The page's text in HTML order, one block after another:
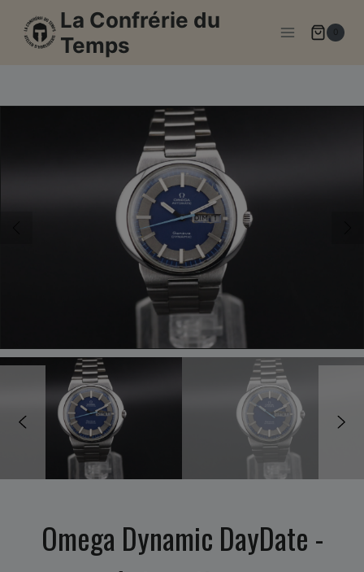
contenu
La Confrérie du
Temps
Omega Dynamic DayDate -